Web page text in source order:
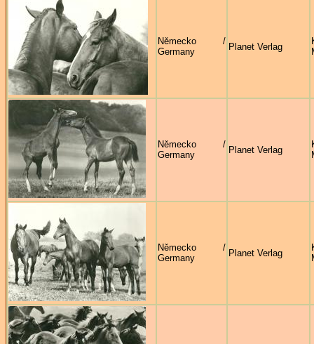
Německo /
Germany
Planet Verlag
Německo /
Germany
Planet Verlag
Německo /
Germany
Planet Verlag